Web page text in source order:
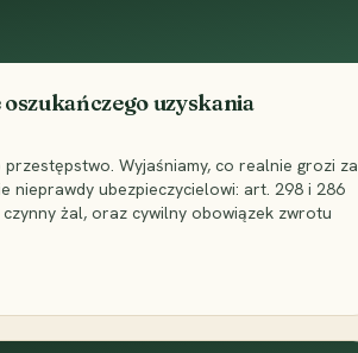
uzyskania
Wyjaśniamy, co realnie grozi za
nieprawdy ubezpieczycielowi: art. 298 i 286
żal, oraz cywilny obowiązek zwrotu